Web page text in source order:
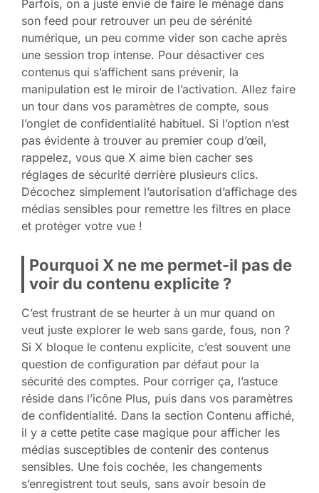
Parfois, on a juste envie de faire le ménage dans
son feed pour retrouver un peu de sérénité
numérique, un peu comme vider son cache après
une session trop intense. Pour désactiver ces
contenus qui s’affichent sans prévenir, la
manipulation est le miroir de l’activation. Allez faire
un tour dans vos paramètres de compte, sous
l’onglet de confidentialité habituel. Si l’option n’est
pas évidente à trouver au premier coup d’œil,
rappelez, vous que X aime bien cacher ses
réglages de sécurité derrière plusieurs clics.
Décochez simplement l’autorisation d’affichage des
médias sensibles pour remettre les filtres en place
et protéger votre vue !
Pourquoi X ne me permet-il pas de
voir du contenu explicite ?
C’est frustrant de se heurter à un mur quand on
veut juste explorer le web sans garde, fous, non ?
Si X bloque le contenu explicite, c’est souvent une
question de configuration par défaut pour la
sécurité des comptes. Pour corriger ça, l’astuce
réside dans l’icône Plus, puis dans vos paramètres
de confidentialité. Dans la section Contenu affiché,
il y a cette petite case magique pour afficher les
médias susceptibles de contenir des contenus
sensibles. Une fois cochée, les changements
s’enregistrent tout seuls, sans avoir besoin de